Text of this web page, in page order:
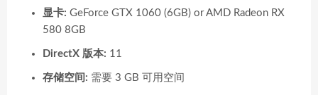
显卡: GeForce GTX 1060 (6GB) or AMD Radeon RX
580 8GB
DirectX 版本: 11
存储空间: 需要 3 GB 可用空间